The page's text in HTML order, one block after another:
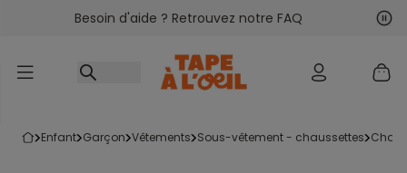
Accéder au contenu
Besoin d'aide ? Retrouvez notre FAQ
enfant garçon vêtements sous-vêtement - chaussettes